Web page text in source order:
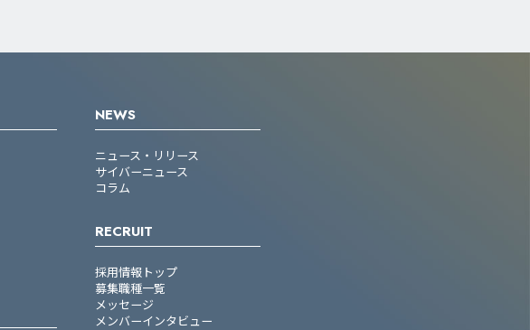
NEWS
ニュース・リリース
サイバーニュース
コラム
RECRUIT
採用情報トップ
募集職種一覧
メッセージ
メンバーインタビュー